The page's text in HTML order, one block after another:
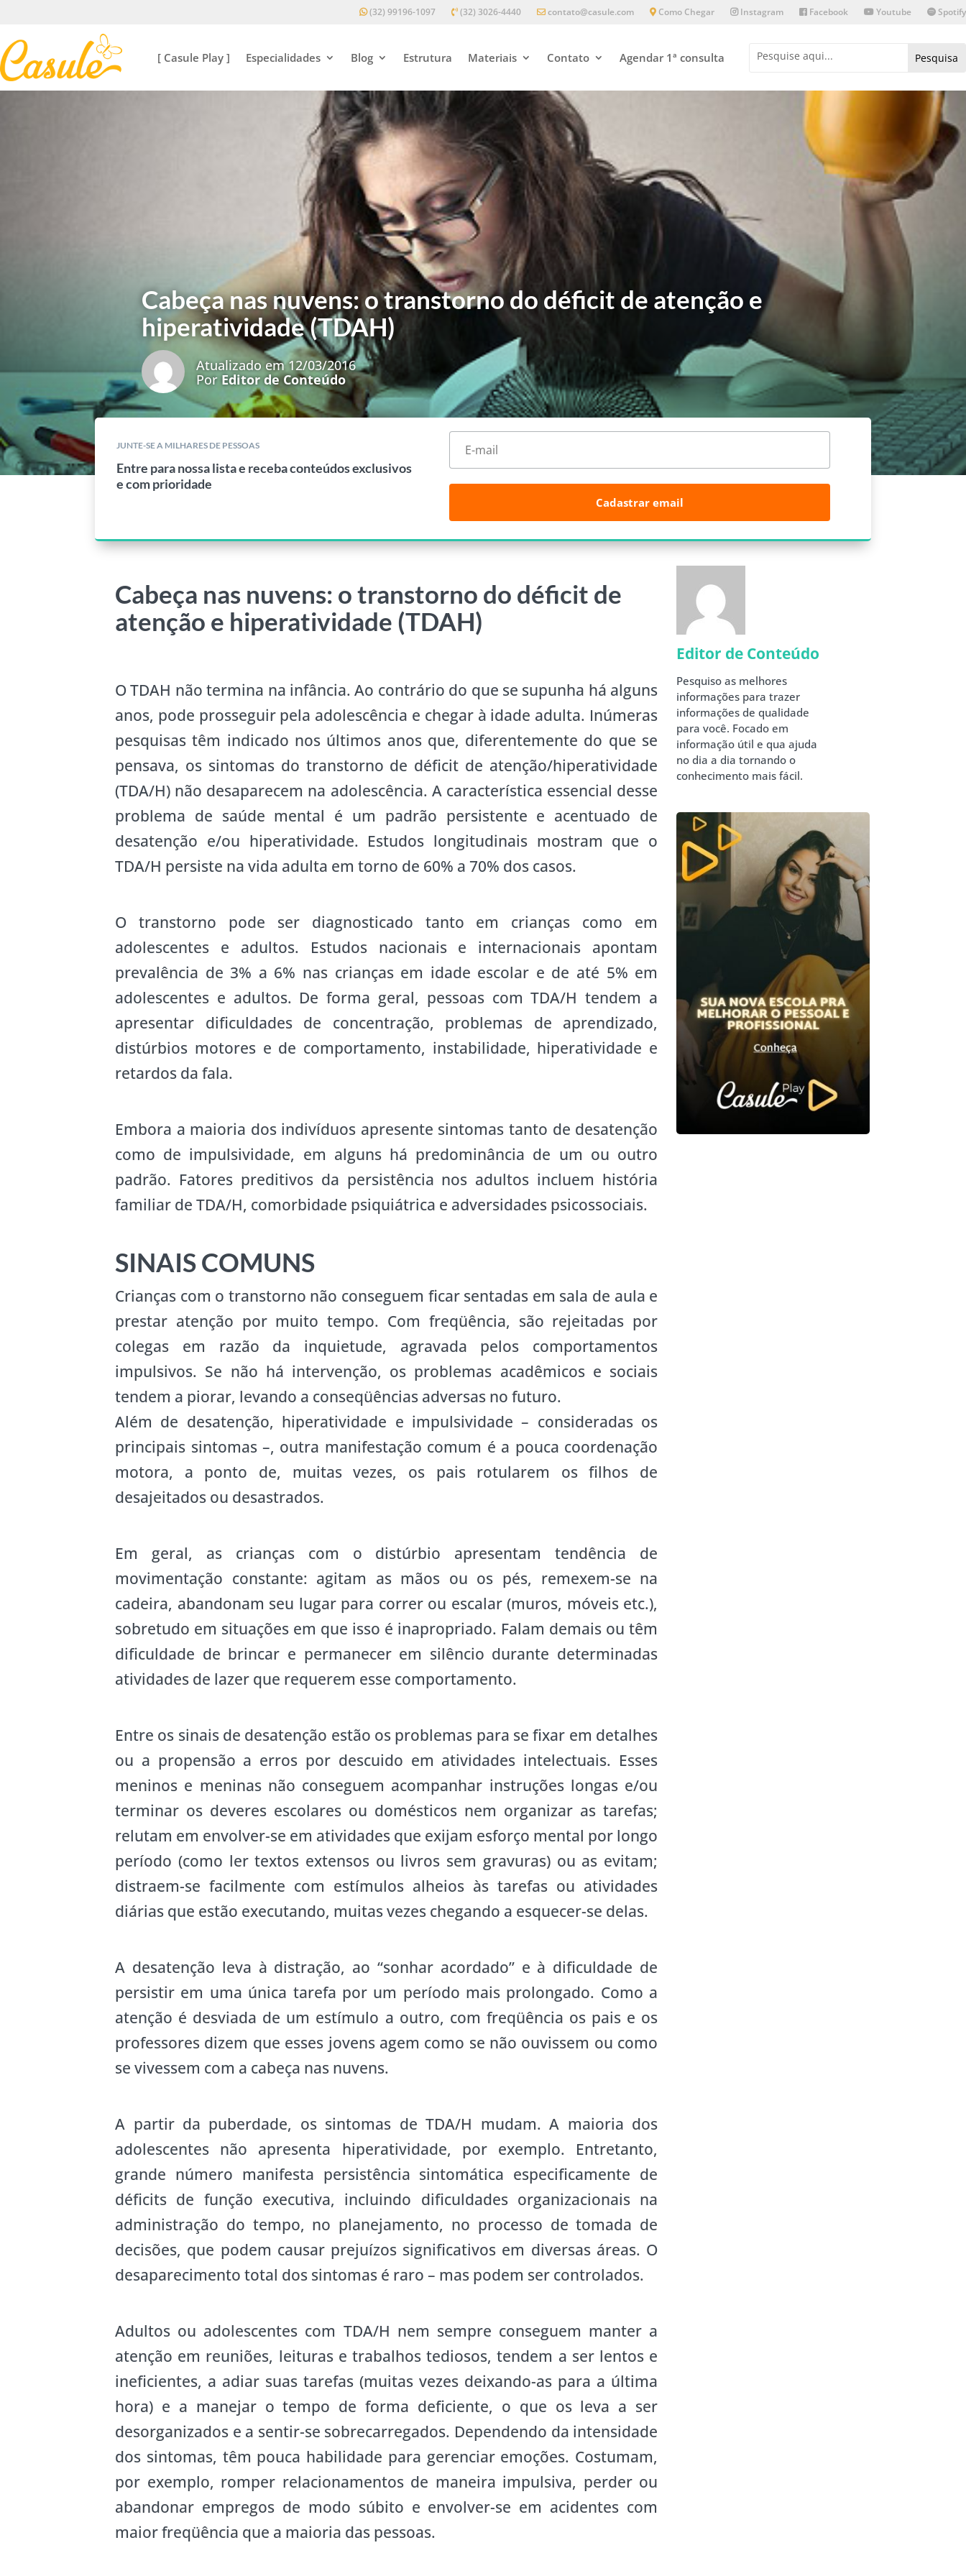
(32) 99196-1097 (32) 3026-4440 contato@casule.com Como Chegar Instagram Facebook Youtube Spotify
[ Casule Play ] Especialidades Blog Estrutura Materiais Contato Agendar 1ª consulta
Cabeça nas nuvens: o transtorno do déficit de atenção e
hiperatividade (TDAH)
Atualizado em 12/03/2016
PorEditor de Conteúdo
JUNTE-SE A MILHARES DE PESSOAS
Entre para nossa lista e receba conteúdos exclusivos
e com prioridade
Cadastrar email
Cabeça nas nuvens: o transtorno do déficit de
atenção e hiperatividade (TDAH)
O TDAH não termina na infância. Ao contrário do que se supunha há alguns
anos, pode prosseguir pela adolescência e chegar à idade adulta. Inúmeras
pesquisas têm indicado nos últimos anos que, diferentemente do que se
pensava, os sintomas do transtorno de déficit de atenção/hiperatividade
(TDA/H) não desaparecem na adolescência. A característica essencial desse
problema de saúde mental é um padrão persistente e acentuado de
desatenção e/ou hiperatividade. Estudos longitudinais mostram que o
TDA/H persiste na vida adulta em torno de 60% a 70% dos casos.
O transtorno pode ser diagnosticado tanto em crianças como em
adolescentes e adultos. Estudos nacionais e internacionais apontam
prevalência de 3% a 6% nas crianças em idade escolar e de até 5% em
adolescentes e adultos. De forma geral, pessoas com TDA/H tendem a
apresentar dificuldades de concentração, problemas de aprendizado,
distúrbios motores e de comportamento, instabilidade, hiperatividade e
retardos da fala.
Embora a maioria dos indivíduos apresente sintomas tanto de desatenção
como de impulsividade, em alguns há predominância de um ou outro
padrão. Fatores preditivos da persistência nos adultos incluem história
familiar de TDA/H, comorbidade psiquiátrica e adversidades psicossociais.
SINAIS COMUNS
Crianças com o transtorno não conseguem ficar sentadas em sala de aula e
prestar atenção por muito tempo. Com freqüência, são rejeitadas por
colegas em razão da inquietude, agravada pelos comportamentos
impulsivos. Se não há intervenção, os problemas acadêmicos e sociais
tendem a piorar, levando a conseqüências adversas no futuro.
Além de desatenção, hiperatividade e impulsividade – consideradas os
principais sintomas –, outra manifestação comum é a pouca coordenação
motora, a ponto de, muitas vezes, os pais rotularem os filhos de
desajeitados ou desastrados.
Em geral, as crianças com o distúrbio apresentam tendência de
movimentação constante: agitam as mãos ou os pés, remexem-se na
cadeira, abandonam seu lugar para correr ou escalar (muros, móveis etc.),
sobretudo em situações em que isso é inapropriado. Falam demais ou têm
dificuldade de brincar e permanecer em silêncio durante determinadas
atividades de lazer que requerem esse comportamento.
Entre os sinais de desatenção estão os problemas para se fixar em detalhes
ou a propensão a erros por descuido em atividades intelectuais. Esses
meninos e meninas não conseguem acompanhar instruções longas e/ou
terminar os deveres escolares ou domésticos nem organizar as tarefas;
relutam em envolver-se em atividades que exijam esforço mental por longo
período (como ler textos extensos ou livros sem gravuras) ou as evitam;
distraem-se facilmente com estímulos alheios às tarefas ou atividades
diárias que estão executando, muitas vezes chegando a esquecer-se delas.
A desatenção leva à distração, ao “sonhar acordado” e à dificuldade de
persistir em uma única tarefa por um período mais prolongado. Como a
atenção é desviada de um estímulo a outro, com freqüência os pais e os
professores dizem que esses jovens agem como se não ouvissem ou como
se vivessem com a cabeça nas nuvens.
A partir da puberdade, os sintomas de TDA/H mudam. A maioria dos
adolescentes não apresenta hiperatividade, por exemplo. Entretanto,
grande número manifesta persistência sintomática especificamente de
déficits de função executiva, incluindo dificuldades organizacionais na
administração do tempo, no planejamento, no processo de tomada de
decisões, que podem causar prejuízos significativos em diversas áreas. O
desaparecimento total dos sintomas é raro – mas podem ser controlados.
Adultos ou adolescentes com TDA/H nem sempre conseguem manter a
atenção em reuniões, leituras e trabalhos tediosos, tendem a ser lentos e
ineficientes, a adiar suas tarefas (muitas vezes deixando-as para a última
hora) e a manejar o tempo de forma deficiente, o que os leva a ser
desorganizados e a sentir-se sobrecarregados. Dependendo da intensidade
dos sintomas, têm pouca habilidade para gerenciar emoções. Costumam,
por exemplo, romper relacionamentos de maneira impulsiva, perder ou
abandonar empregos de modo súbito e envolver-se em acidentes com
maior freqüência que a maioria das pessoas.
Editor de Conteúdo
Pesquiso as melhores
informações para trazer
informações de qualidade
para você. Focado em
informação útil e qua ajuda
no dia a dia tornando o
conhecimento mais fácil.